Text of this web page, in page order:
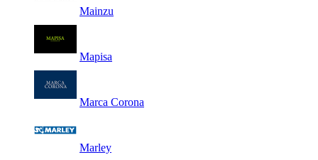
Mainzu
Mapisa
Marca Corona
Marley